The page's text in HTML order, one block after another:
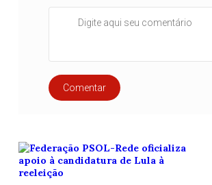
Comentar